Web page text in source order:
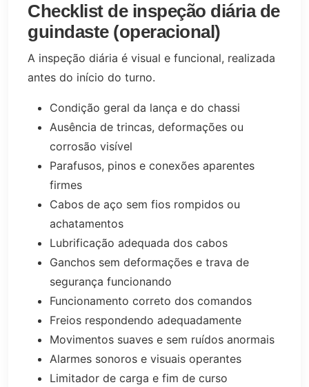
Checklist de inspeção diária de
guindaste (operacional)
A inspeção diária é visual e funcional, realizada
antes do início do turno.
Condição geral da lança e do chassi
Ausência de trincas, deformações ou
corrosão visível
Parafusos, pinos e conexões aparentes
firmes
Cabos de aço sem fios rompidos ou
achatamentos
Lubrificação adequada dos cabos
Ganchos sem deformações e trava de
segurança funcionando
Funcionamento correto dos comandos
Freios respondendo adequadamente
Movimentos suaves e sem ruídos anormais
Alarmes sonoros e visuais operantes
Limitador de carga e fim de curso